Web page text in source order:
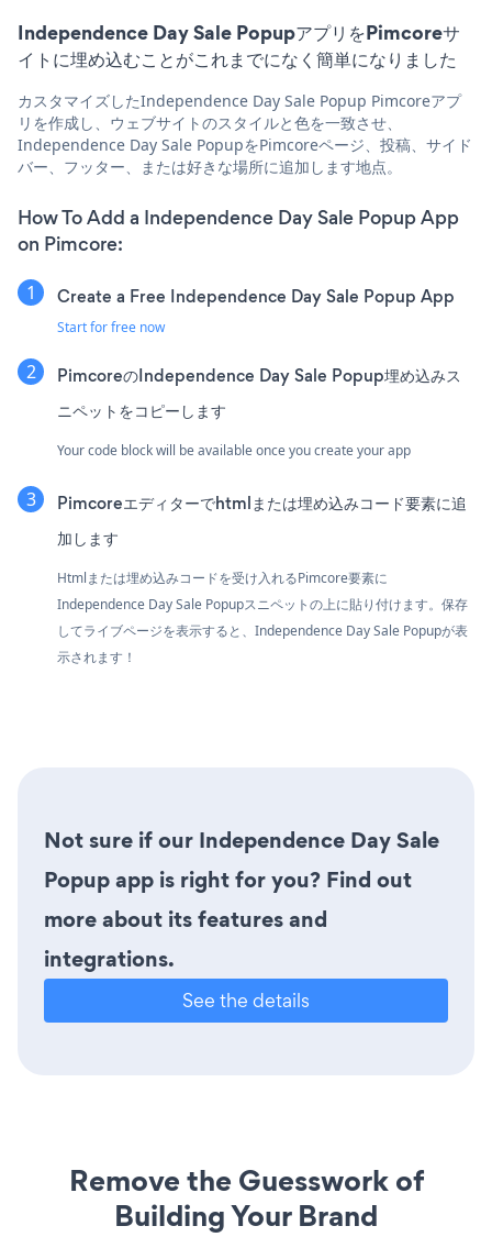
Independence Day Sale PopupアプリをPimcoreサ
イトに埋め込むことがこれまでになく簡単になりました
カスタマイズしたIndependence Day Sale Popup Pimcoreアプ
リを作成し、ウェブサイトのスタイルと色を一致させ、
Independence Day Sale PopupをPimcoreページ、投稿、サイド
バー、フッター、または好きな場所に追加します地点。
How To Add a Independence Day Sale Popup App
on Pimcore:
Create a Free Independence Day Sale Popup App
Start for free now
PimcoreのIndependence Day Sale Popup埋め込みス
ニペットをコピーします
Your code block will be available once you create your app
Pimcoreエディターでhtmlまたは埋め込みコード要素に追
加します
Htmlまたは埋め込みコードを受け入れるPimcore要素に
Independence Day Sale Popupスニペットの上に貼り付けます。保存
してライブページを表示すると、Independence Day Sale Popupが表
示されます！
Not sure if our Independence Day Sale
Popup app is right for you? Find out
more about its features and
integrations.
See the details
Remove the Guesswork of
Building Your Brand